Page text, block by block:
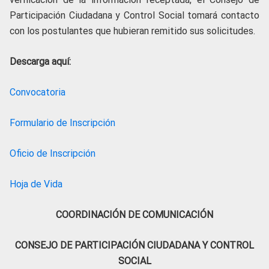
Participación Ciudadana y Control Social tomará contacto
con los postulantes que hubieran remitido sus solicitudes.
Descarga aquí:
Convocatoria
Formulario de Inscripción
Oficio de Inscripción
Hoja de Vida
COORDINACIÓN DE COMUNICACIÓN
CONSEJO DE PARTICIPACIÓN CIUDADANA Y CONTROL
SOCIAL